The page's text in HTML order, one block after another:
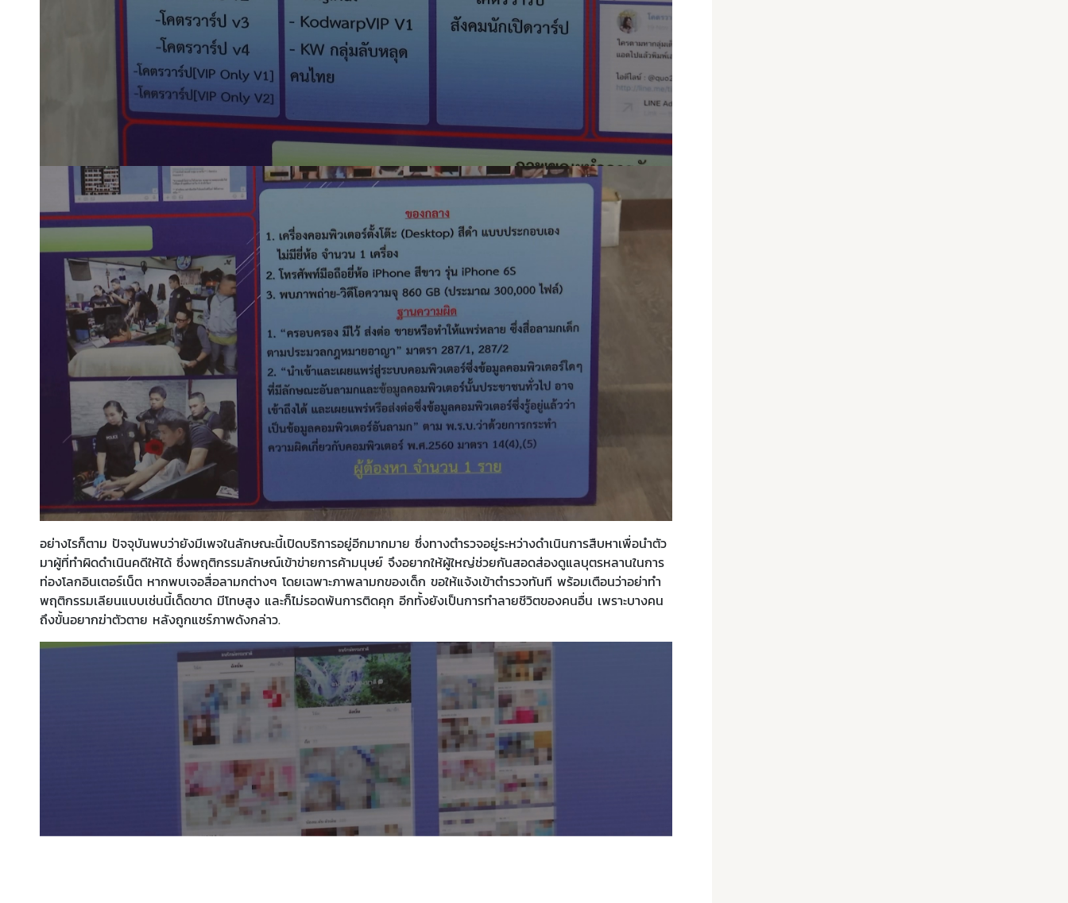
อย่างไรก็ตาม ปัจจุบันพบว่ายังมีเพจในลักษณะนี้เปิดบริการอยู่อีกมากมาย ซึ่งทางตำรวจอยู่ระหว่างดำเนินการสืบหาเพื่อนำตัว
มาผู้ที่ทำผิดดำเนินคดีให้ได้ ซึ่งพฤติกรรมลักษณ์เข้าข่ายการค้ามนุษย์ จึงอยากให้ผู้ใหญ่ช่วยกันสอดส่องดูแลบุตรหลานในการ
ท่องโลกอินเตอร์เน็ต หากพบเจอสื่อลามกต่างๆ โดยเฉพาะภาพลามกของเด็ก ขอให้แจ้งเข้าตำรวจทันที พร้อมเตือนว่าอย่าทำ
พฤติกรรมเลียนแบบเช่นนี้เด็ดขาด มีโทษสูง และก็ไม่รอดพ้นการติดคุก อีกทั้งยังเป็นการทำลายชีวิตของคนอื่น เพราะบางคน
ถึงขั้นอยากฆ่าตัวตาย หลังถูกแชร์ภาพดังกล่าว.